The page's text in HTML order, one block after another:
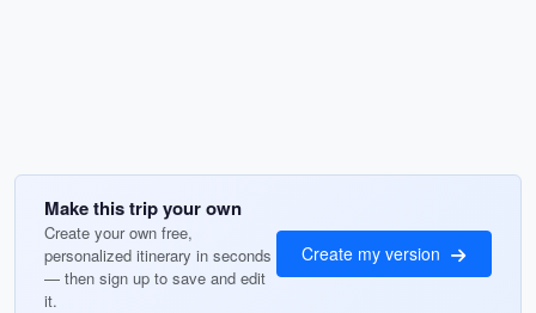
Make this trip your own
Create your own free,
personalized itinerary in seconds
— then sign up to save and edit
it.
Create my version